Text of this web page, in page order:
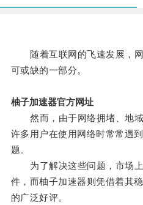
随着互联网的飞速发展，网
可或缺的一部分。
柚子加速器官方网址
然而，由于网络拥堵、地域
许多用户在使用网络时常常遇
题。
为了解决这些问题，市场上
件，而柚子加速器则凭借着其
的广泛好评。